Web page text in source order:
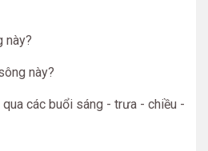
này?
này?
các buổi sáng - trưa - chiều -